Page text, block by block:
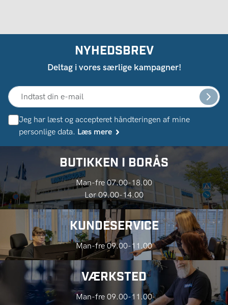
NYHEDSBREV
Deltag i vores særlige kampagner!
Jeg har læst og accepteret håndteringen af ​​mine
personlige data. Læs mere
BUTIKKEN I BORÅS
Man-fre 07.00-18.00
Lør 09.00-14.00
KUNDESERVICE
Man-fre 09.00-11.00
VÆRKSTED
Man-fre 09.00-11.00